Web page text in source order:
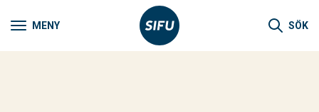
MENY SÖK